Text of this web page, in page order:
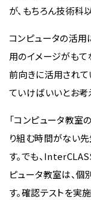
が、もちろん技術科
コンピュータの活
用のイメージがもて
前向きに活用され
ていけばいいとお考
「コンピュータ教室
り組む時間がない先
す。でも、
ピュータ教室は、
す。確認テストを実